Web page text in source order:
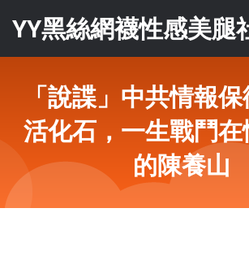
YY黑絲網襪性感美腿
「說諜」中共情報
活化石，一生戰鬥
的陳養山